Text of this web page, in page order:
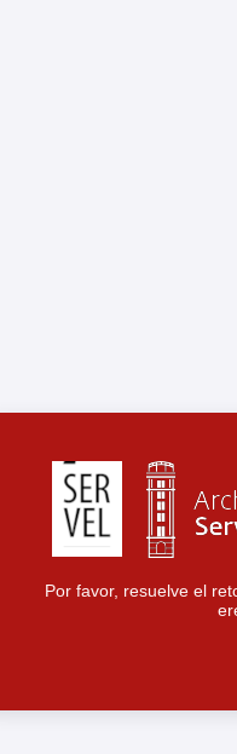
Por favor, resuelve el